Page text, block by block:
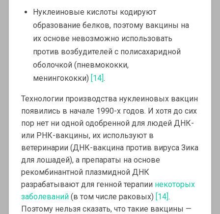
Нуклеиновые кислоты кодируют
образование белков, поэтому вакцины на
их основе невозможно использовать
против возбудителей с полисахаридной
оболочкой (пневмококки,
менингококки) [14].
Технологии производства нуклеиновых вакцин
появились в начале 1990-х годов. И хотя до сих
пор нет ни одной одобренной для людей ДНК-
или РНК-вакцины, их используют в
ветеринарии (ДНК-вакцина против вируса Зика
для лошадей), а препараты на основе
рекомбинантной плазмидной ДНК
разрабатывают для генной терапии некоторых
заболеваний(в том числе раковых) [14].
Поэтому нельзя сказать, что такие вакцины —